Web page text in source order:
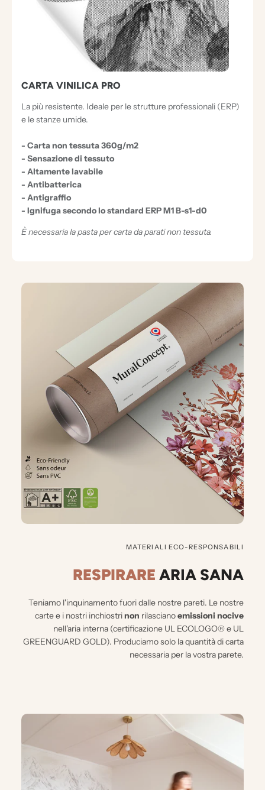
CARTA VINILICA PRO
La più resistente. Ideale per le strutture professionali (ERP)
e le stanze umide.
- Carta non tessuta 360g/m2
- Sensazione di tessuto
- Altamente lavabile
- Antibatterica
- Antigraffio
- Ignifuga secondo lo standard ERP M1 B-s1-d0
È necessaria la pasta per carta da parati non tessuta.
MATERIALI ECO-RESPONSABILI
RESPIRARE ARIA SANA
Teniamo l'inquinamento fuori dalle nostre pareti. Le nostre
carte e i nostri inchiostrinon rilascianoemissioni nocive
nell'aria interna (certificazione UL ECOLOGO® e UL
GREENGUARD GOLD). Produciamo solo la quantità di carta
necessaria per la vostra parete.